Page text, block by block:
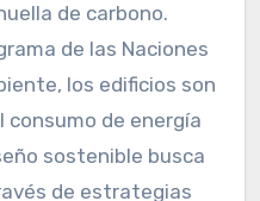
de carbono.
de las Naciones
los edificios son
consumo de energía
sostenible busca
de estrategias